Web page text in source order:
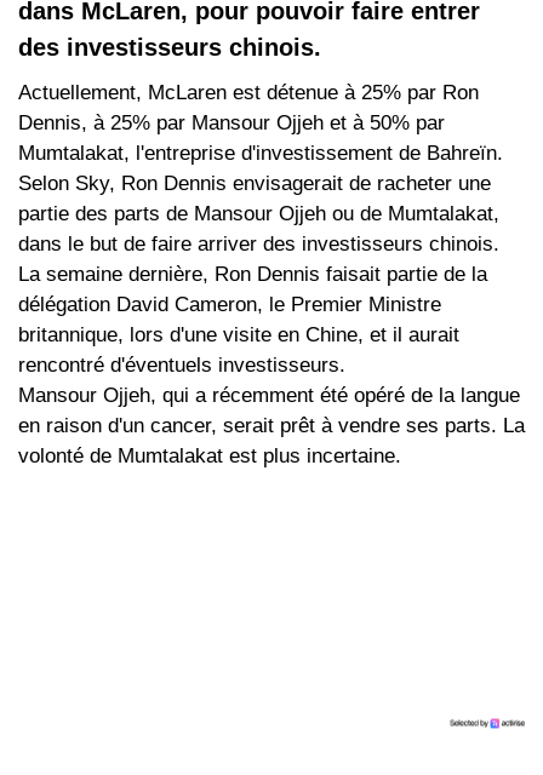
dans McLaren, pour pouvoir faire entrer
des investisseurs chinois.
Actuellement, McLaren est détenue à 25% par Ron
Dennis, à 25% par Mansour Ojjeh et à 50% par
Mumtalakat, l'entreprise d'investissement de Bahreïn.
Selon Sky, Ron Dennis envisagerait de racheter une
partie des parts de Mansour Ojjeh ou de Mumtalakat,
dans le but de faire arriver des investisseurs chinois.
La semaine dernière, Ron Dennis faisait partie de la
délégation David Cameron, le Premier Ministre
britannique, lors d'une visite en Chine, et il aurait
rencontré d'éventuels investisseurs.
Mansour Ojjeh, qui a récemment été opéré de la langue
en raison d'un cancer, serait prêt à vendre ses parts. La
volonté de Mumtalakat est plus incertaine.